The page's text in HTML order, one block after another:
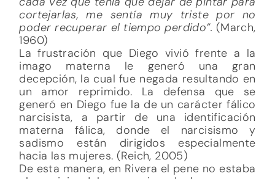
cortejarlas, me sentía muy triste por no
poder recuperar el tiempo perdido”. (March,
1960)
La frustración que Diego vivió frente a la
imago materna le generó una gran
decepción, la cual fue negada resultando en
un amor reprimido. La defensa que se
generó en Diego fue la de un carácter fálico
narcisista, a partir de una identificación
materna fálica, donde el narcisismo y
sadismo están dirigidos especialmente
hacia las mujeres. (Reich, 2005)
De esta manera, en Rivera el pene no estaba